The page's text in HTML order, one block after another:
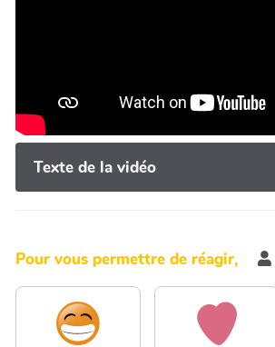
Texte de la vidéo
Pour vous permettre de réagir,